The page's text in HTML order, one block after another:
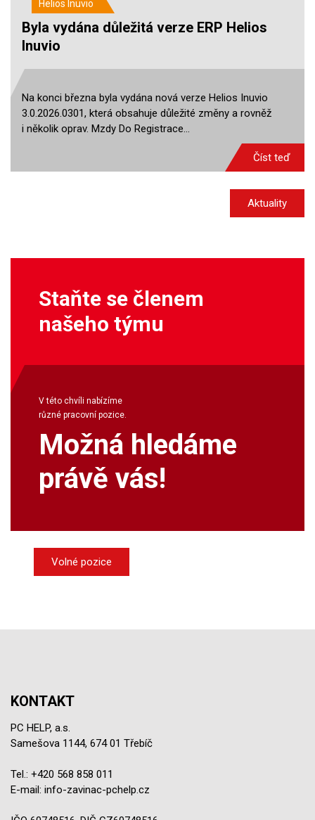
Helios Inuvio
Byla vydána důležitá verze ERP Helios
Inuvio
Na konci března byla vydána nová verze Helios Inuvio
3.0.2026.0301, která obsahuje důležité změny a rovněž
i několik oprav. Mzdy Do Registrace…
Číst teď
Aktuality
Staňte se členem
našeho týmu
V této chvíli nabízíme
různé pracovní pozice.
Možná hledáme
právě vás!
Volné pozice
KONTAKT
PC HELP, a.s.
Samešova 1144, 674 01 Třebíč
Tel.: +420 568 858 011
E-mail: info-zavinac-pchelp.cz